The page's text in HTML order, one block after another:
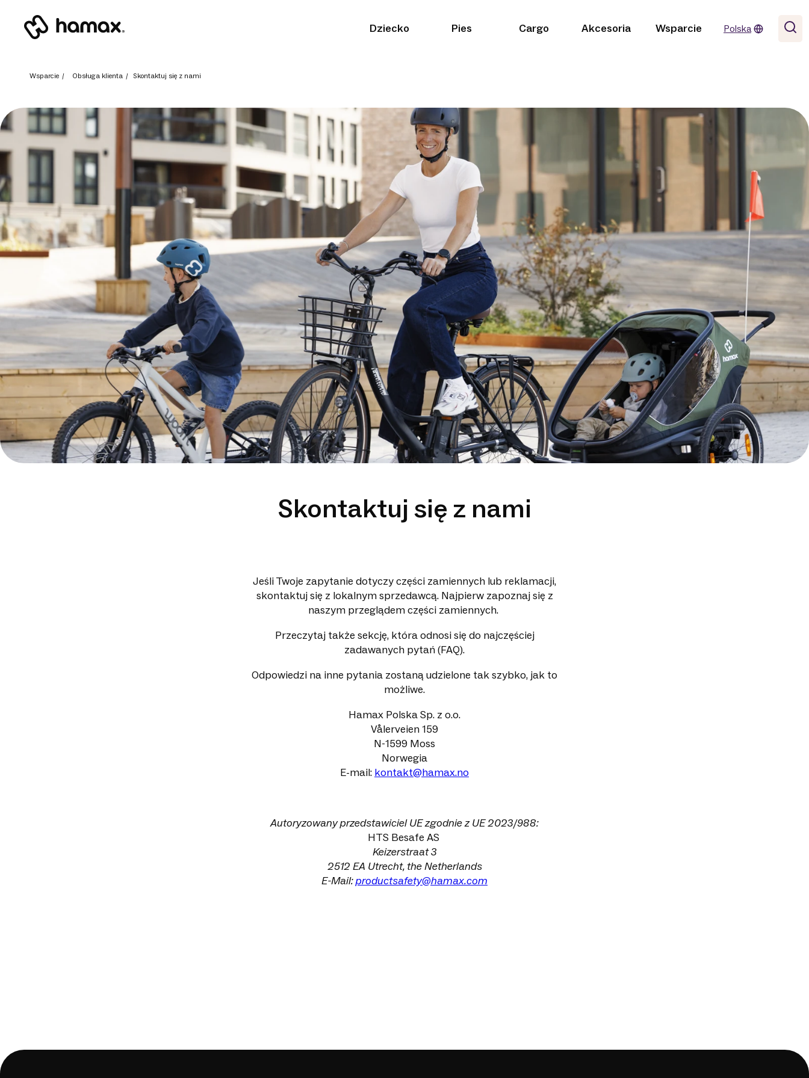
Dziecko Pies Cargo Akcesoria Wsparcie Polska
Wsparcie / Obsługa klienta / Skontaktuj się z nami
Skontaktuj się z nami
Jeśli Twoje zapytanie dotyczy części zamiennych lub reklamacji,
skontaktuj się z lokalnym sprzedawcą. Najpierw zapoznaj się z
naszym przeglądem części zamiennych.
Przeczytaj także sekcję, która odnosi się do najczęściej
zadawanych pytań (FAQ).
Odpowiedzi na inne pytania zostaną udzielone tak szybko, jak to
możliwe.
Hamax Polska Sp. z o.o.
Vålerveien 159
N-1599 Moss
Norwegia
E-mail: kontakt@hamax.no
Autoryzowany przedstawiciel UE zgodnie z UE 2023/988:
HTS Besafe AS
Keizerstraat 3
2512 EA Utrecht, the Netherlands
E-Mail:productsafety@hamax.com